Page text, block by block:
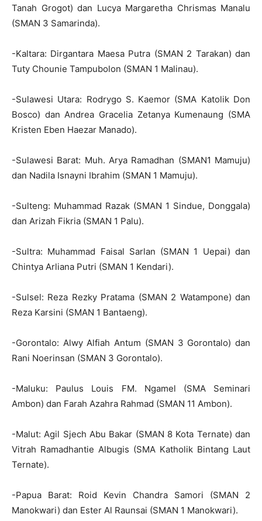
Tanah Grogot) dan Lucya Margaretha Chrismas Manalu
(SMAN 3 Samarinda).
-Kaltara: Dirgantara Maesa Putra (SMAN 2 Tarakan) dan
Tuty Chounie Tampubolon (SMAN 1 Malinau).
-Sulawesi Utara: Rodrygo S. Kaemor (SMA Katolik Don
Bosco) dan Andrea Gracelia Zetanya Kumenaung (SMA
Kristen Eben Haezar Manado).
-Sulawesi Barat: Muh. Arya Ramadhan (SMAN1 Mamuju)
dan Nadila Isnayni Ibrahim (SMAN 1 Mamuju).
-Sulteng: Muhammad Razak (SMAN 1 Sindue, Donggala)
dan Arizah Fikria (SMAN 1 Palu).
-Sultra: Muhammad Faisal Sarlan (SMAN 1 Uepai) dan
Chintya Arliana Putri (SMAN 1 Kendari).
-Sulsel: Reza Rezky Pratama (SMAN 2 Watampone) dan
Reza Karsini (SMAN 1 Bantaeng).
-Gorontalo: Alwy Alfiah Antum (SMAN 3 Gorontalo) dan
Rani Noerinsan (SMAN 3 Gorontalo).
-Maluku: Paulus Louis FM. Ngamel (SMA Seminari
Ambon) dan Farah Azahra Rahmad (SMAN 11 Ambon).
-Malut: Agil Sjech Abu Bakar (SMAN 8 Kota Ternate) dan
Vitrah Ramadhantie Albugis (SMA Katholik Bintang Laut
Ternate).
-Papua Barat: Roid Kevin Chandra Samori (SMAN 2
Manokwari) dan Ester Al Raunsai (SMAN 1 Manokwari).